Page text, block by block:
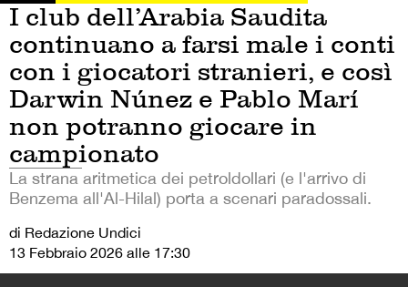
I club dell’Arabia Saudita
continuano a farsi male i conti
con i giocatori stranieri, e così
Darwin Núnez e Pablo Marí
non potranno giocare in
campionato
La strana aritmetica dei petroldollari (e l'arrivo di
Benzema all'Al-Hilal) porta a scenari paradossali.
di Redazione Undici
13 Febbraio 2026 alle 17:30